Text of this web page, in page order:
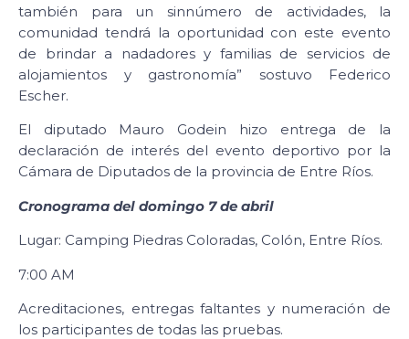
también para un sinnúmero de actividades, la
comunidad tendrá la oportunidad con este evento
de brindar a nadadores y familias de servicios de
alojamientos y gastronomía” sostuvo Federico
Escher.
El diputado Mauro Godein hizo entrega de la
declaración de interés del evento deportivo por la
Cámara de Diputados de la provincia de Entre Ríos.
Cronograma del domingo 7 de abril
Lugar: Camping Piedras Coloradas, Colón, Entre Ríos.
7:00 AM
Acreditaciones, entregas faltantes y numeración de
los participantes de todas las pruebas.